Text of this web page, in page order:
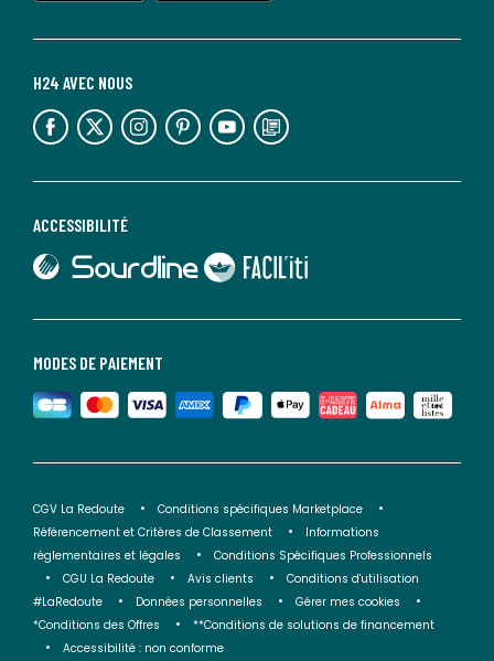
MODES DE PAIEMENT
ACCESSIBILITÉ
lien vers Sourdline
lien vers Faciliti
H24 AVEC NOUS
lien vers l'espace réseaux sociaux lien vers l'espace réseaux sociaux lien vers l'espace réseaux sociaux lien vers l'espace réseaux sociaux lien vers l'espace réseaux sociaux lien vers le blog la redoute
CGV La Redoute
Conditions spécifiques Marketplace
Référencement et Critères de Classement
Informations
réglementaires et légales
Conditions Spécifiques Professionnels
CGU La Redoute
Avis clients
Conditions d'utilisation
#LaRedoute
Données personnelles
Gérer mes cookies
*Conditions des Offres
**Conditions de solutions de financement
Accessibilité : non conforme